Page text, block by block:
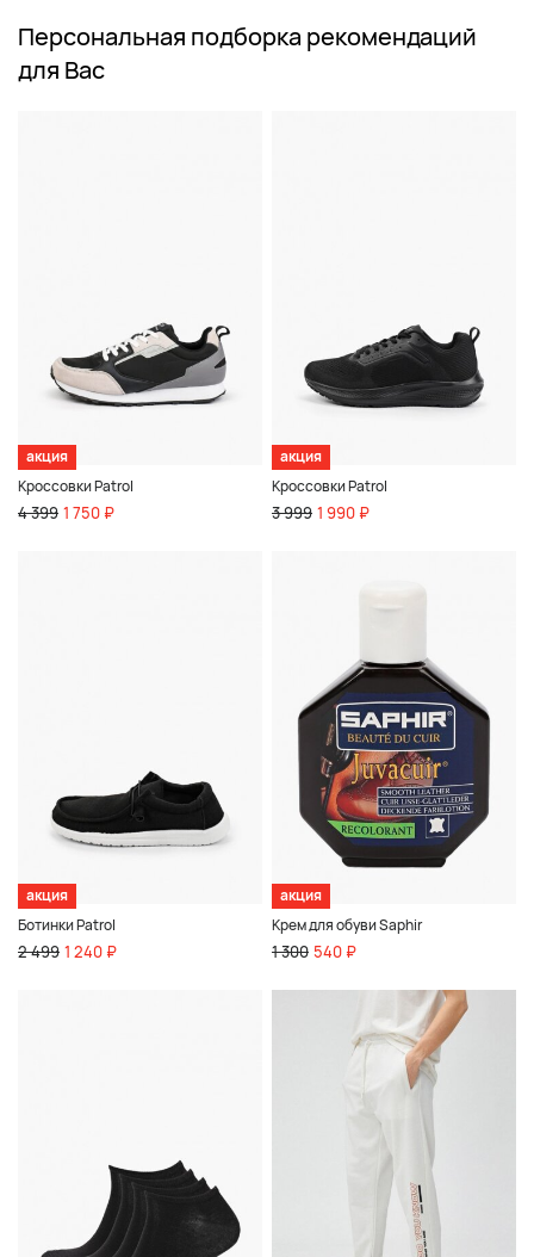
Персональная подборка рекомендаций
для Вас
акция
Кроссовки Patrol
4 399 1 750 ₽
акция
Кроссовки Patrol
3 999 1 990 ₽
акция
Ботинки Patrol
2 499 1 240 ₽
акция
Крем для обуви Saphir
1 300 540 ₽